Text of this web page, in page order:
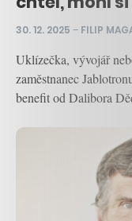
30. 12. 2025 – FILIP
Uklízečka, vývojář
zaměstnanec
benefit od Dalibora